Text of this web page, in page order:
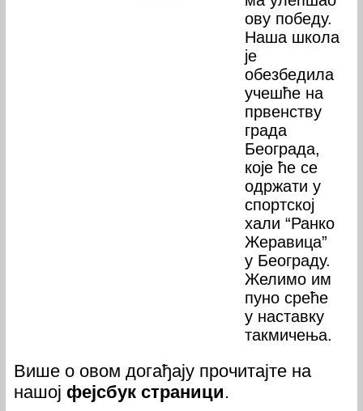
ову победу.
Наша школа
је
обезбедила
учешће на
првенству
града
Београда,
које ће се
одржати у
спортској
хали “Ранко
Жеравица”
у Београду.
Желимо им
пуно среће
у наставку
такмичења.
Више о овом догађају прочитајте на
нашојфејсбук страници.